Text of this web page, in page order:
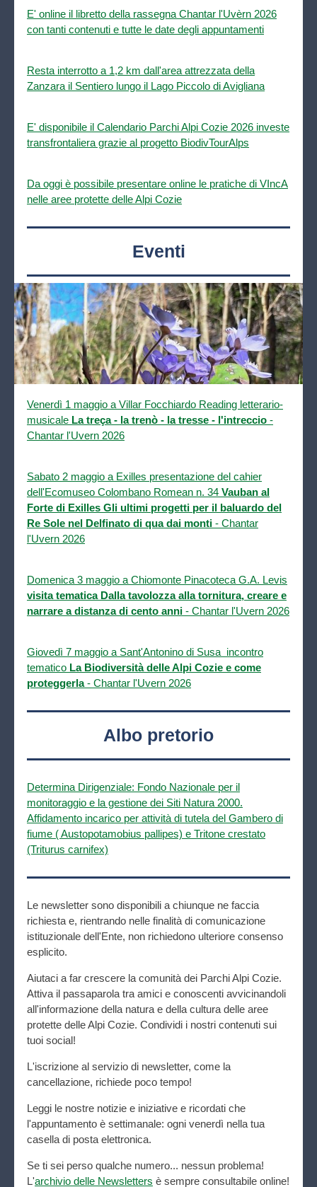
E' online il libretto della rassegna Chantar l'Uvèrn 2026
con tanti contenuti e tutte le date degli appuntamenti
Resta interrotto a 1,2 km dall'area attrezzata della
Zanzara il Sentiero lungo il Lago Piccolo di Avigliana
E' disponibile il Calendario Parchi Alpi Cozie 2026 investe
transfrontaliera grazie al progetto BiodivTourAlps
Da oggi è possibile presentare online le pratiche di VIncA
nelle aree protette delle Alpi Cozie
Eventi
Venerdì 1 maggio a Villar Focchiardo Reading letterario-
musicale La treça - la trenò - la tresse - l'intreccio -
Chantar l'Uvern 2026
Sabato 2 maggio a Exilles presentazione del cahier
dell'Ecomuseo Colombano Romean n. 34 Vauban al
Forte di Exilles Gli ultimi progetti per il baluardo del
Re Sole nel Delfinato di qua dai monti - Chantar
l'Uvern 2026
Domenica 3 maggio a Chiomonte Pinacoteca G.A. Levis
visita tematica Dalla tavolozza alla tornitura, creare e
narrare a distanza di cento anni - Chantar l'Uvern 2026
Giovedì 7 maggio a Sant'Antonino di Susa incontro
tematico La Biodiversità delle Alpi Cozie e come
proteggerla- Chantar l'Uvern 2026
Albo pretorio
Determina Dirigenziale: Fondo Nazionale per il
monitoraggio e la gestione dei Siti Natura 2000.
Affidamento incarico per attività di tutela del Gambero di
fiume ( Austopotamobius pallipes) e Tritone crestato
(Triturus carnifex)
Le newsletter sono disponibili a chiunque ne faccia
richiesta e, rientrando nelle finalità di comunicazione
istituzionale dell'Ente, non richiedono ulteriore consenso
esplicito.
Aiutaci a far crescere la comunità dei Parchi Alpi Cozie.
Attiva il passaparola tra amici e conoscenti avvicinandoli
all'informazione della natura e della cultura delle aree
protette delle Alpi Cozie. Condividi i nostri contenuti sui
tuoi social!
L'iscrizione al servizio di newsletter, come la
cancellazione, richiede poco tempo!
Leggi le nostre notizie e iniziative e ricordati che
l'appuntamento è settimanale: ogni venerdì nella tua
casella di posta elettronica.
Se ti sei perso qualche numero... nessun problema!
L'archivio delle Newsletters è sempre consultabile online!